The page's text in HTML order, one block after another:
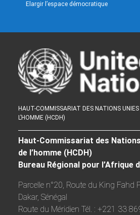
Elargir l’espace démocratique
HAUT-COMMISSARIAT DES NATIONS
L’HOMME (HCDH)
Haut-Commissariat des
de l’homme (HCDH)
Bureau Régional pour l’Afrique
Parcelle n°20, Route du King Fahd
Dakar, Sénégal
Route du Méridien Tél. : +221 33